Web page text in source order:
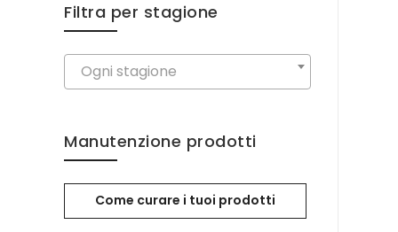
Filtra per stagione
Ogni stagione
Manutenzione prodotti
Come curare i tuoi prodotti